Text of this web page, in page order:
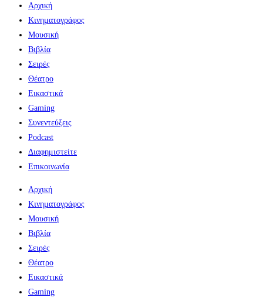
Αρχική
Κινηματογράφος
Μουσική
Βιβλία
Σειρές
Θέατρο
Εικαστικά
Gaming
Συνεντεύξεις
Podcast
Διαφημιστείτε
Επικοινωνία
Αρχική
Κινηματογράφος
Μουσική
Βιβλία
Σειρές
Θέατρο
Εικαστικά
Gaming